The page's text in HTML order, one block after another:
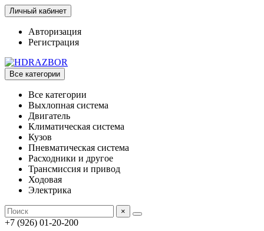
Личный кабинет
Авторизация
Регистрация
Все категории
Все категории
Выхлопная система
Двигатель
Климатическая система
Кузов
Пневматическая система
Расходники и другое
Трансмиссия и привод
Ходовая
Электрика
×
+7 (926) 01-20-200